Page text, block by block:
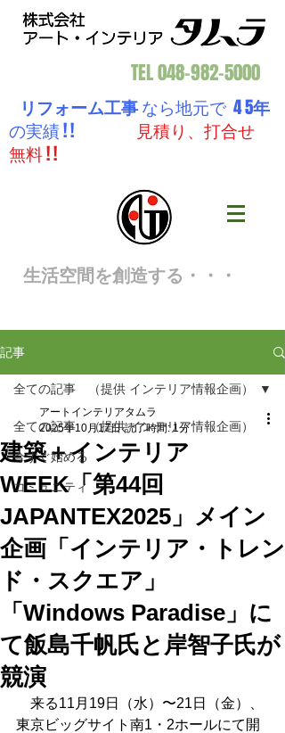
TEL048-982-5000
リフォーム工事なら地元で 4 5年
の実績 ! !
見積り、打合せ
無料 ! !
生活空間を創造する・・・
記事
全ての記事 （提供 インテリア情報企画）
今すぐ始める
コミュニティ
全ての記事 （提供 インテリア情報企画）
建築＋インテリア
WEEK「第44回
JAPANTEX2025」メイン
企画「インテリア・トレン
ド・スクエア」
「Windows Paradise」に
て飯島千帆氏と岸智子氏が
競演
アートインテリアタムラ
2025年10月17日 読了時間: 1分
来る11月19日（水）〜21日（金）、
東京ビッグサイト南1・2ホールにて開